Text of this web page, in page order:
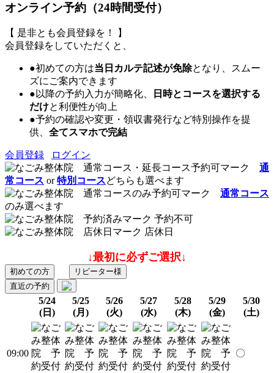
オンライン予約（24時間受付）
【 是非とも会員登録を！ 】
会員登録をしていただくと、
●初めての方は当日カルテ記述が免除となり、スムー
ズにご案内できます
●以降の予約入力が簡略化、
日時とコースを選択する
だけと利便性が向上
●予約の確認や変更・領収書発行など特別操作を提
供、 全てスマホで完結
会員登録
ログイン
通
常コース or特別コースどちらも選べます
通常コース
のみ選べます
予約不可
店休日
↓最初に必ずご選択↓
初めての方
リピーター様
直近の予約
5/24
(日)
5/25
(月)
5/26
(火)
5/27
(水)
5/28
(木)
5/29
(金)
5/30
(土)
09:00 〇